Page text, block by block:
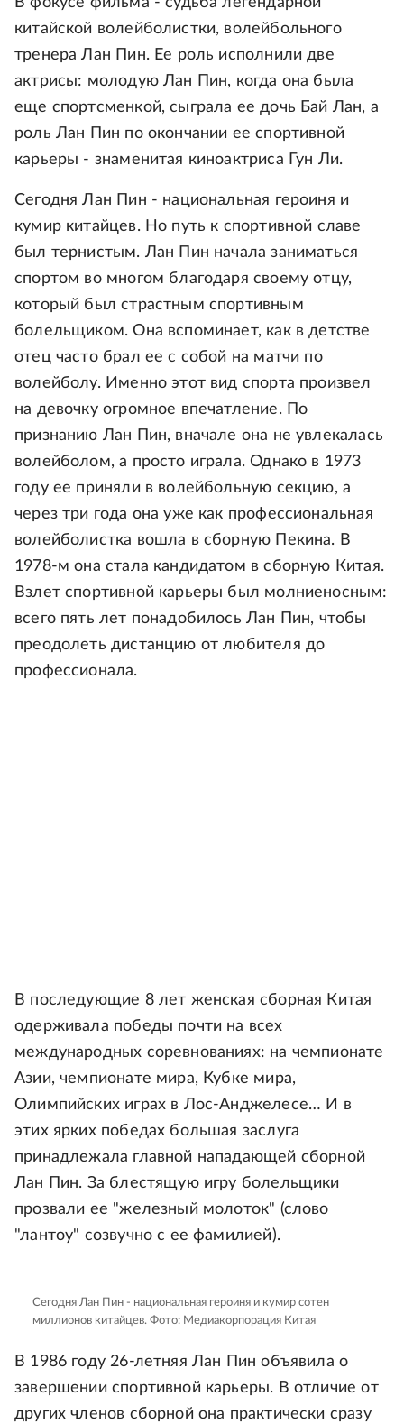
китайской волейболистки, волейбольного
тренера Лан Пин. Ее роль исполнили две
актрисы: молодую Лан Пин, когда она была
еще спортсменкой, сыграла ее дочь Бай Лан, а
роль Лан Пин по окончании ее спортивной
карьеры - знаменитая киноактриса Гун Ли.
Сегодня Лан Пин - национальная героиня и
кумир китайцев. Но путь к спортивной славе
был тернистым. Лан Пин начала заниматься
спортом во многом благодаря своему отцу,
который был страстным спортивным
болельщиком. Она вспоминает, как в детстве
отец часто брал ее с собой на матчи по
волейболу. Именно этот вид спорта произвел
на девочку огромное впечатление. По
признанию Лан Пин, вначале она не увлекалась
волейболом, а просто играла. Однако в 1973
году ее приняли в волейбольную секцию, а
через три года она уже как профессиональная
волейболистка вошла в сборную Пекина. В
1978-м она стала кандидатом в сборную Китая.
Взлет спортивной карьеры был молниеносным:
всего пять лет понадобилось Лан Пин, чтобы
преодолеть дистанцию от любителя до
профессионала.
В последующие 8 лет женская сборная Китая
одерживала победы почти на всех
международных соревнованиях: на чемпионате
Азии, чемпионате мира, Кубке мира,
Олимпийских играх в Лос-Анджелесе… И в
этих ярких победах большая заслуга
принадлежала главной нападающей сборной
Лан Пин. За блестящую игру болельщики
прозвали ее "железный молоток" (слово
"лантоу" созвучно с ее фамилией).
Сегодня Лан Пин - национальная героиня и кумир сотен
миллионов китайцев. Фото: Медиакорпорация Китая
В 1986 году 26-летняя Лан Пин объявила о
завершении спортивной карьеры. В отличие от
других членов сборной она практически сразу